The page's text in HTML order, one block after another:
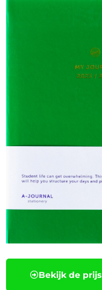
Bekijk de prijs